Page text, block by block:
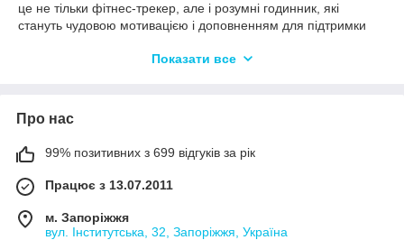
це не тільки фітнес-трекер, але і розумні годинник, які
стануть чудовою мотивацією і доповненням для підтримки
Ще однією дуже важливою особливістю даного гаджета є те,
легко вставляється в інші
Ви можете змінювати не тільки браслет, але і рамку в яку
безпосередньо вставляється трекер.
Строгий металевий. Найпопулярніший на цей момент
Показати все
Про нас
99% позитивних з 699 відгуків за рік
Працює з 13.07.2011
м. Запоріжжя
вул. Інститутська, 32, Запоріжжя, Україна